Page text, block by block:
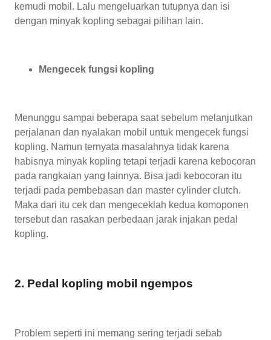
kemudi mobil. Lalu mengeluarkan tutupnya dan isi
dengan minyak kopling sebagai pilihan lain.
Mengecek fungsi kopling
Menunggu sampai beberapa saat sebelum melanjutkan
perjalanan dan nyalakan mobil untuk mengecek fungsi
kopling. Namun ternyata masalahnya tidak karena
habisnya minyak kopling tetapi terjadi karena kebocoran
pada rangkaian yang lainnya. Bisa jadi kebocoran itu
terjadi pada pembebasan dan master cylinder clutch.
Maka dari itu cek dan mengeceklah kedua komoponen
tersebut dan rasakan perbedaan jarak injakan pedal
kopling.
2. Pedal kopling mobil ngempos
Problem seperti ini memang sering terjadi sebab